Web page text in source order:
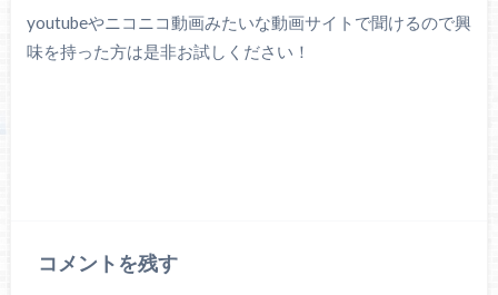
youtubeやニコニコ動画みたいな動画サイトで聞けるので興
味を持った方は是非お試しください！
コメントを残す